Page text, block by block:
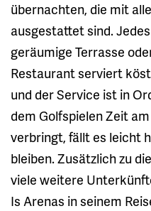
übernachten, die mit
ausgestattet sind.
geräumige Terrasse
Restaurant serviert
und der Service ist in
dem Golfspielen Zeit
verbringt, fällt es leicht
bleiben. Zusätzlich zu
viele weitere
Is Arenas in seinem